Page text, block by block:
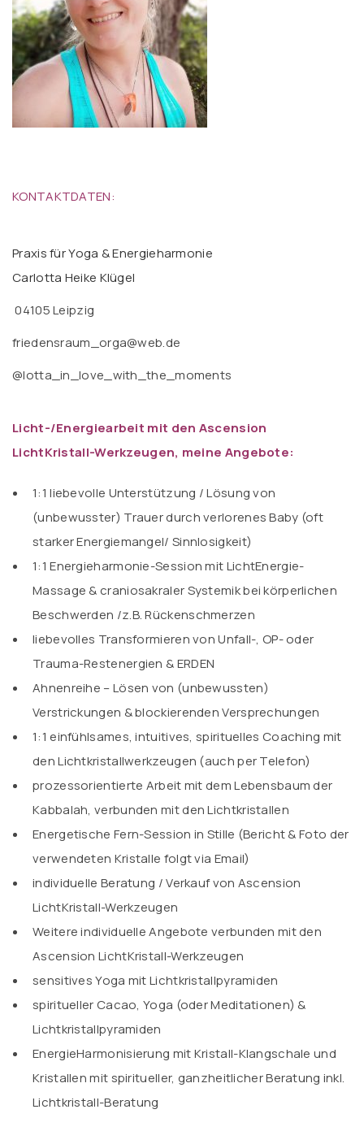
KONTAKTDATEN:
Praxis für Yoga & Energieharmonie
Carlotta Heike Klügel
04105 Leipzig
friedensraum_orga@web.de
@lotta_in_love_with_the_moments
Licht-/Energiearbeit mit den Ascension
LichtKristall-Werkzeugen, meine Angebote:
1:1 liebevolle Unterstützung / Lösung von
(unbewusster) Trauer durch verlorenes Baby (oft
starker Energiemangel/ Sinnlosigkeit)
1:1 Energieharmonie-Session mit LichtEnergie-
Massage & craniosakraler Systemik bei körperlichen
Beschwerden /z.B. Rückenschmerzen
liebevolles Transformieren von Unfall-, OP- oder
Trauma-Restenergien & ERDEN
Ahnenreihe – Lösen von (unbewussten)
Verstrickungen & blockierenden Versprechungen
1:1 einfühlsames, intuitives, spirituelles Coaching mit
den Lichtkristallwerkzeugen (auch per Telefon)
prozessorientierte Arbeit mit dem Lebensbaum der
Kabbalah, verbunden mit den Lichtkristallen
Energetische Fern-Session in Stille (Bericht & Foto der
verwendeten Kristalle folgt via Email)
individuelle Beratung / Verkauf von Ascension
LichtKristall-Werkzeugen
Weitere individuelle Angebote verbunden mit den
Ascension LichtKristall-Werkzeugen
sensitives Yoga mit Lichtkristallpyramiden
spiritueller Cacao, Yoga (oder Meditationen) &
Lichtkristallpyramiden
EnergieHarmonisierung mit Kristall-Klangschale und
Kristallen mit spiritueller, ganzheitlicher Beratung inkl.
Lichtkristall-Beratung